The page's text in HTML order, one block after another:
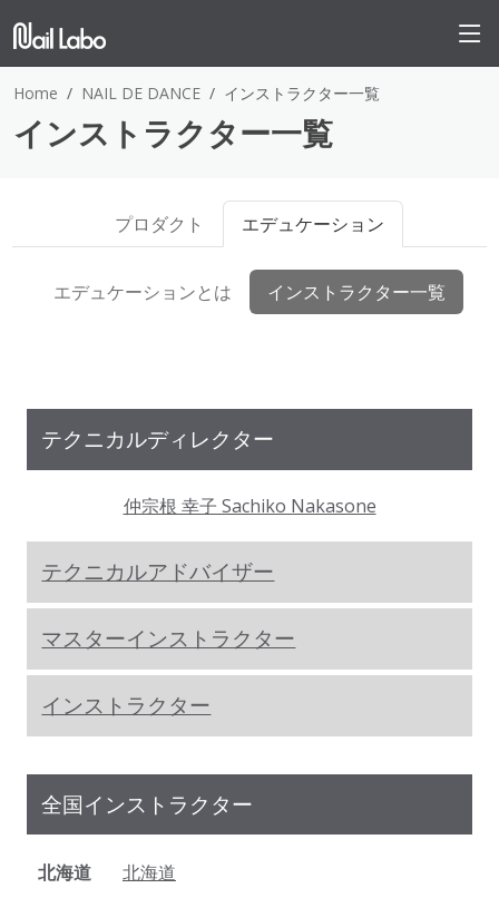
Home NAIL DE DANCE インストラクター一覧
インストラクター一覧
プロダクト エデュケーション
エデュケーションとは インストラクター一覧
テクニカルディレクター
仲宗根 幸子 Sachiko Nakasone
テクニカルアドバイザー
マスターインストラクター
インストラクター
全国インストラクター
北海道
北海道